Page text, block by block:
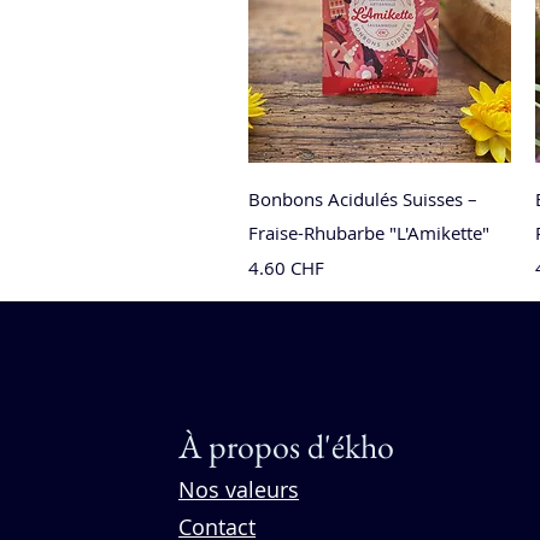
Aperçu rapide
Bonbons Acidulés Suisses –
Fraise-Rhubarbe "L'Amikette"
Prix
4.60 CHF
À propos d'ékho
Nos valeurs
Contact